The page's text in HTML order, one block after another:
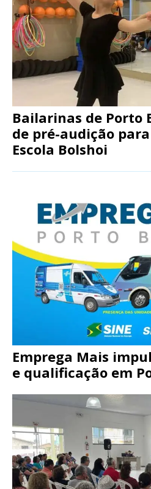
Bailarinas de Porto
de pré-audição
Escola Bolshoi
Emprega Mais
e qualificação em